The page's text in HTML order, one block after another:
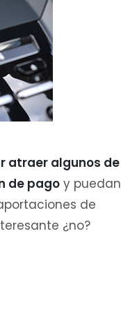
atraer algunos de
de pago y puedan
de
¿no?